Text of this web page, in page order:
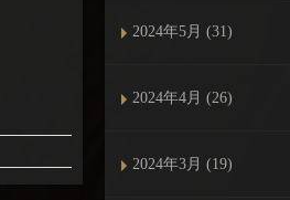
2024年5月 (31)
2024年4月 (26)
2024年3月 (19)